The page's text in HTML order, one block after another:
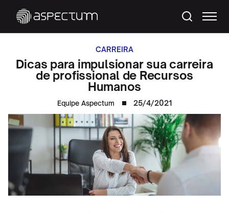
CARREIRA
Dicas para impulsionar sua carreira
de profissional de Recursos
Humanos
Equipe Aspectum 25/4/2021